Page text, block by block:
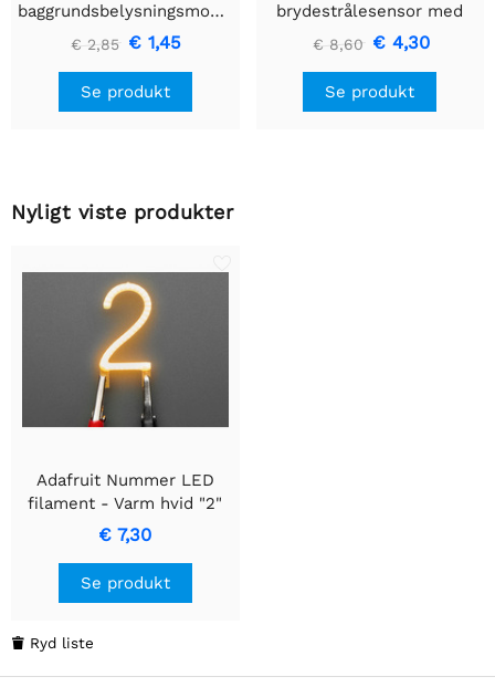
baggrundsbelysningsmodul
- Lille 12mm x 40mm
€ 2,85 € 1,45
Se produkt
brydestrålesensor med
premium ledningsstuds -
5 mm LED'er
€ 8,60 € 4,30
Se produkt
Nyligt viste produkter
Adafruit Nummer LED
filament - Varm hvid "2"
€ 7,30
Se produkt
 Ryd liste